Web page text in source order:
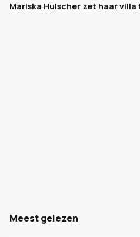
Mariska Hulscher zet haar
Meest gelezen